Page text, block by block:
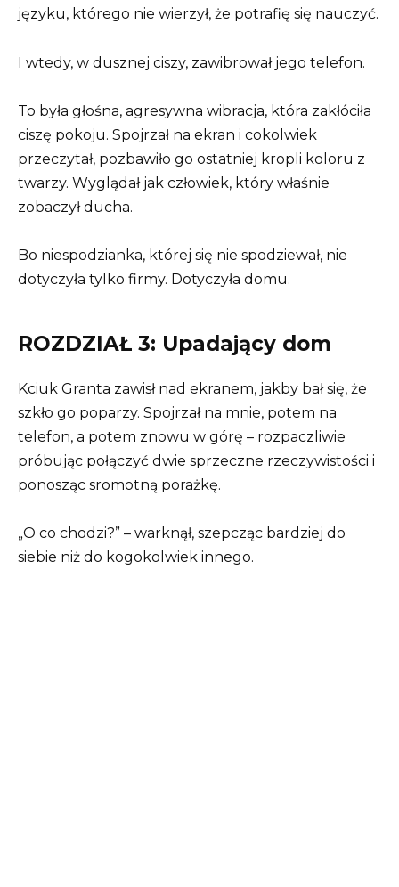
języku, którego nie wierzył, że potrafię się nauczyć.
I wtedy, w dusznej ciszy, zawibrował jego telefon.
To była głośna, agresywna wibracja, która zakłóciła
ciszę pokoju. Spojrzał na ekran i cokolwiek
przeczytał, pozbawiło go ostatniej kropli koloru z
twarzy. Wyglądał jak człowiek, który właśnie
zobaczył ducha.
Bo niespodzianka, której się nie spodziewał, nie
dotyczyła tylko firmy. Dotyczyła domu.
ROZDZIAŁ 3: Upadający dom
Kciuk Granta zawisł nad ekranem, jakby bał się, że
szkło go poparzy. Spojrzał na mnie, potem na
telefon, a potem znowu w górę – rozpaczliwie
próbując połączyć dwie sprzeczne rzeczywistości i
ponosząc sromotną porażkę.
„O co chodzi?” – warknął, szepcząc bardziej do
siebie niż do kogokolwiek innego.